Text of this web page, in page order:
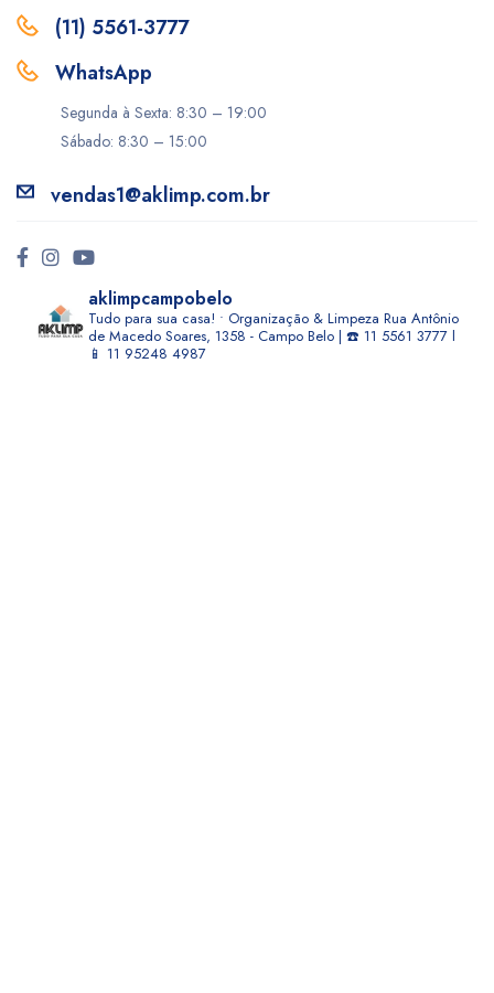
(11) 5561-3777
WhatsApp
Segunda à Sexta: 8:30 – 19:00
Sábado: 8:30 – 15:00
vendas1@aklimp.com.br
aklimpcampobelo
Tudo para sua casa! • Organização & Limpeza Rua Antônio
de Macedo Soares, 1358 - Campo Belo | ☎️ 11 5561 3777 l
📱 11 95248 4987